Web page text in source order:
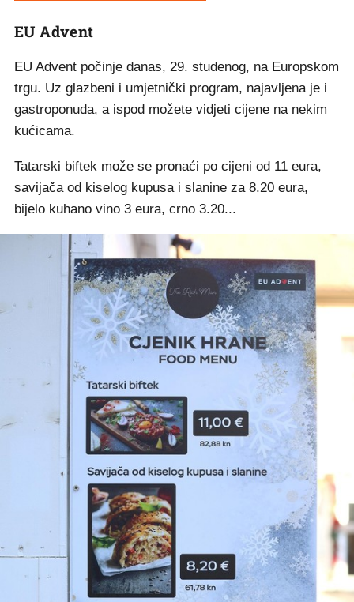
EU Advent
EU Advent počinje danas, 29. studenog, na Europskom
trgu. Uz glazbeni i umjetnički program, najavljena je i
gastroponuda, a ispod možete vidjeti cijene na nekim
kućicama.
Tatarski biftek može se pronaći po cijeni od 11 eura,
savijača od kiselog kupusa i slanine za 8.20 eura,
bijelo kuhano vino 3 eura, crno 3.20...